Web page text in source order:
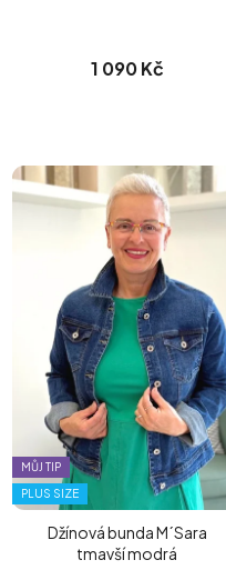
1 090 Kč
MŮJ TIP
PLUS SIZE
Džínová bunda M´Sara
tmavší modrá